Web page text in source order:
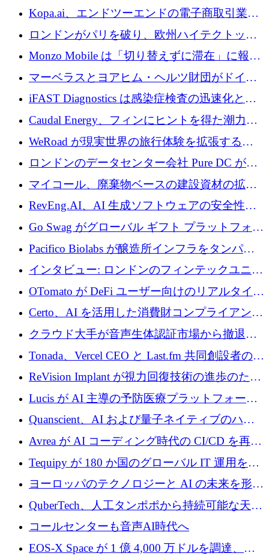
トラクチャ システムの拡張に 5,000 万ドルを
確保
Kopa.ai、エンドツーエンドの電子商取引業務
用の AI エージェントを構築するために 200
万ユーロを調達
ロンドンがパリを破り、欧州ハイテクトップ
の座を奪還
Monzo Mobile は「切り替えずに滞在」に報酬
を与える
マーベラスとヨアヒム・ヘルツ財団がドイツ
の商業化ギャップを埋めるために2,000万ユー
ロのディープテック基金を立ち上げる
iFAST Diagnostics は感染症検査の迅速化と抗
菌薬耐性への取り組みに 500 万ポンドを寄付
Caudal Energy、フィンにヒントを得た潮力発
電技術の規模拡大に向けて 430 万ポンドを調
WeRoad が現実世界の旅行体験を拡張するた
めに 5,800 万ドルを獲得
ロンドンのデータセンター会社 Pure DC が欧
州と中東の拡張に 27 億ドルを確保
マイコール、廃棄物ベースの建設資材の拡大
に400万ポンドを投資
RevEng.AI、AI 生成ソフトウェアの安全性を
確保するために 1,500 万ドルを調達
Go Swag がグローバル ギフト プラットフォー
ムを拡大するために 500 万ドルを調達
Pacifico Biolabs が醸造所インフラをタンパク
質生産に転換するために 700 万ユーロを調達
インタビュー: ロンドンのフィンテックユニコ
ーン Tide の CEO、オリバー・プリル氏
OTomato が DeFi ユーザー向けのリアルタイム
インテリジェンス レイヤーを構築するために
Improbable から 200 万ドルを調達
Certo、AI を活用した消費財コンプライアンス
プラットフォームのために 400 万ドルを調達
クラウド大手が音声生体認証市場から撤退す
るなか、Voxmindが54万6,000ポンドのプレシ
ード資金を調達
Tonada、Vercel CEO と Last.fm 共同創設者の支
援を受けてステルス撤退
ReVision Implant が視力回復技術の進歩のため
に 400 万ユーロを確保
Lucis が AI 主導の予防医療プラットフォーム
を拡大するためにシリーズ A で 2,000 万ドル
を調達
Quanscient、AI および量子ネイティブのハー
ドウェア エンジニアリングを推進するために
1,000 万ユーロを調達
Avrea が AI コーディング時代の CI/CD を再発
明するために 470 万ドルをかけてステルスか
ら浮上
Tequipy が 180 か国のグローバル IT 運用を自
動化するために 300 万ユーロ以上を調達
ヨーロッパのテクノロジーと AI の未来を形作
る: イノベーション リーダーが Nexus
Luxembourg 2026 に集まる理由
QuberTech、人工タンポポから持続可能な天然
ゴムを開発するために 340 万ポンドを調達
コールセンターも音声AI時代へ
EOS-X Space が 1 億 4,000 万ドルを調達、